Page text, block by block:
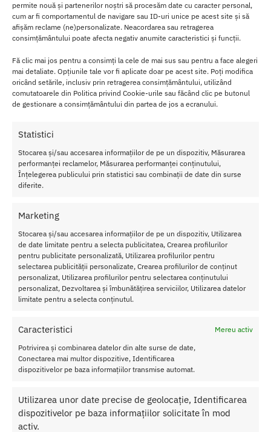
permite nouă și partenerilor noștri să procesăm date cu caracter personal,
cum ar fi comportamentul de navigare sau ID-uri unice pe acest site și să
afișăm reclame (ne)personalizate. Neacordarea sau retragerea
consimțământului poate afecta negativ anumite caracteristici și funcții.
Fă clic mai jos pentru a consimți la cele de mai sus sau pentru a face alegeri
mai detaliate. Opțiunile tale vor fi aplicate doar pe acest site. Poți modifica
oricând setările, inclusiv prin retragerea consimțământului, utilizând
comutatoarele din Politica privind Cookie-urile sau făcând clic pe butonul
de gestionare a consimțământului din partea de jos a ecranului.
Statistici
Stocarea și/sau accesarea informațiilor de pe un dispozitiv, Măsurarea
performanței reclamelor, Măsurarea performanței conținutului,
Înțelegerea publicului prin statistici sau combinații de date din surse
diferite.
Marketing
Stocarea și/sau accesarea informațiilor de pe un dispozitiv, Utilizarea
de date limitate pentru a selecta publicitatea, Crearea profilurilor
pentru publicitate personalizată, Utilizarea profilurilor pentru
selectarea publicității personalizate, Crearea profilurilor de conținut
personalizat, Utilizarea profilurilor pentru selectarea conținutului
personalizat, Dezvoltarea și îmbunătățirea serviciilor, Utilizarea datelor
limitate pentru a selecta conținutul.
Caracteristici
Mereu activ
Potrivirea și combinarea datelor din alte surse de date,
Conectarea mai multor dispozitive, Identificarea
dispozitivelor pe baza informațiilor transmise automat.
Utilizarea unor date precise de geolocație, Identificarea
dispozitivelor pe baza informațiilor solicitate în mod
activ.
Vibrator Deget Fingering Pretty
Love Adonis 8 cm
74.00lei
Adaugă în coș
Pentru toate comenziile de peste 250 lei
Retur Gratis in 21 zile
Toate comenzile pot fi returnate in 14 zile conform termenilor.
Sex Shop Romania
Comanda online de oriunde ai fi si primesti comanda a 2-a zi.
Discretie Maxima
Despre Noi
Termeni si Conditii
Protectia Consumatorului